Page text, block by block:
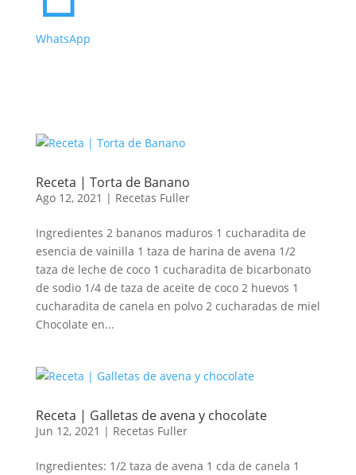
WhatsApp
Receta | Torta de Banano
Ago 12, 2021 | Recetas Fuller
Ingredientes 2 bananos maduros 1 cucharadita de
esencia de vainilla 1 taza de harina de avena 1/2
taza de leche de coco 1 cucharadita de bicarbonato
de sodio 1/4 de taza de aceite de coco 2 huevos 1
cucharadita de canela en polvo 2 cucharadas de miel
Chocolate en...
Receta | Galletas de avena y chocolate
Jun 12, 2021 | Recetas Fuller
Ingredientes: 1/2 taza de avena 1 cda de canela 1